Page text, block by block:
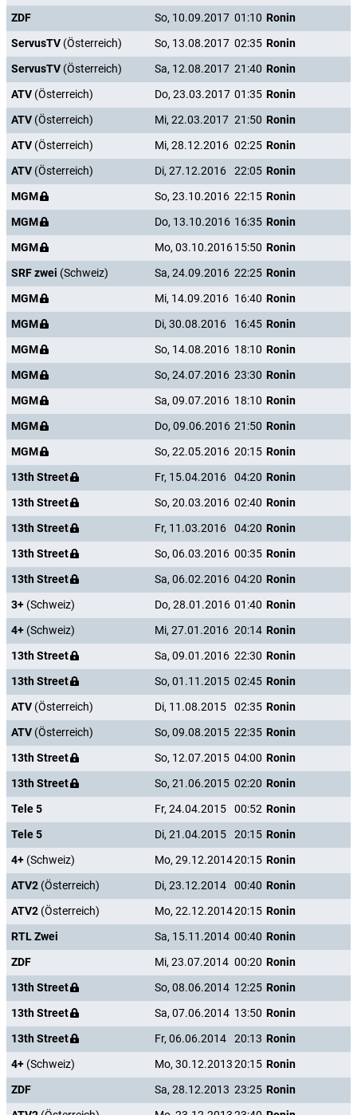
ZDF
So, 10.09.2017 01:10 Ronin
ServusTV (Österreich) So, 13.08.2017 02:35 Ronin
ServusTV (Österreich) Sa, 12.08.2017 21:40 Ronin
ATV (Österreich) Do, 23.03.2017 01:35 Ronin
ATV (Österreich) Mi, 22.03.2017 21:50 Ronin
ATV (Österreich) Mi, 28.12.2016 02:25 Ronin
ATV (Österreich) Di, 27.12.2016 22:05 Ronin
MGM
So, 23.10.2016 22:15 Ronin
MGM
Do, 13.10.2016 16:35 Ronin
MGM
Mo, 03.10.201615:50 Ronin
SRF zwei (Schweiz) Sa, 24.09.2016 22:25 Ronin
MGM
Mi, 14.09.2016 16:40 Ronin
MGM
Di, 30.08.2016 16:45 Ronin
MGM
So, 14.08.2016 18:10 Ronin
MGM
So, 24.07.2016 23:30 Ronin
MGM
Sa, 09.07.2016 18:10 Ronin
MGM
Do, 09.06.2016 21:50 Ronin
MGM
So, 22.05.2016 20:15 Ronin
13th Street
Fr, 15.04.2016 04:20 Ronin
13th Street
So, 20.03.2016 02:40 Ronin
13th Street
Fr, 11.03.2016 04:20 Ronin
13th Street
So, 06.03.2016 00:35 Ronin
13th Street
Sa, 06.02.2016 04:20 Ronin
3+ (Schweiz) Do, 28.01.2016 01:40 Ronin
4+ (Schweiz) Mi, 27.01.2016 20:14 Ronin
13th Street
Sa, 09.01.2016 22:30 Ronin
13th Street
So, 01.11.2015 02:45 Ronin
ATV (Österreich) Di, 11.08.2015 02:35 Ronin
ATV (Österreich) So, 09.08.2015 22:35 Ronin
13th Street
So, 12.07.2015 04:00 Ronin
13th Street
So, 21.06.2015 02:20 Ronin
Tele 5
Fr, 24.04.2015 00:52 Ronin
Tele 5
Di, 21.04.2015 20:15 Ronin
4+ (Schweiz) Mo, 29.12.201420:15 Ronin
ATV2 (Österreich) Di, 23.12.2014 00:40 Ronin
ATV2 (Österreich) Mo, 22.12.201420:15 Ronin
RTL Zwei
Sa, 15.11.2014 00:40 Ronin
ZDF
Mi, 23.07.2014 00:20 Ronin
13th Street
So, 08.06.2014 12:25 Ronin
13th Street
Sa, 07.06.2014 13:50 Ronin
13th Street
Fr, 06.06.2014 20:13 Ronin
4+ (Schweiz) Mo, 30.12.201320:15 Ronin
ZDF
Sa, 28.12.2013 23:25 Ronin